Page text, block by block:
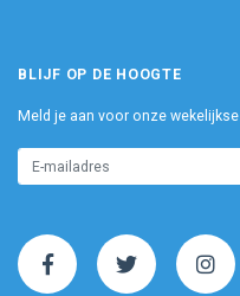
BLIJF OP DE HOOGTE
Meld je aan voor onze